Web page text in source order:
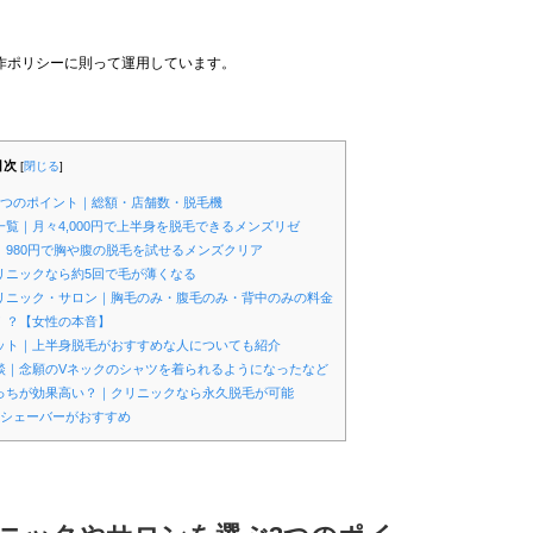
リシーに則って運用しています。
次 [閉じる]
のポイント｜総額・店舗数・脱毛機
｜月々4,000円で上半身を脱毛できるメンズリゼ
円で胸や腹の脱毛を試せるメンズクリア
ックなら約5回で毛が薄くなる
ック・サロン｜胸毛のみ・腹毛のみ・背中のみの料金
【女性の本音】
｜上半身脱毛がおすすめな人についても紹介
念願のVネックのシャツを着られるようになったなど
が効果高い？｜クリニックなら永久脱毛が可能
ェーバーがおすすめ